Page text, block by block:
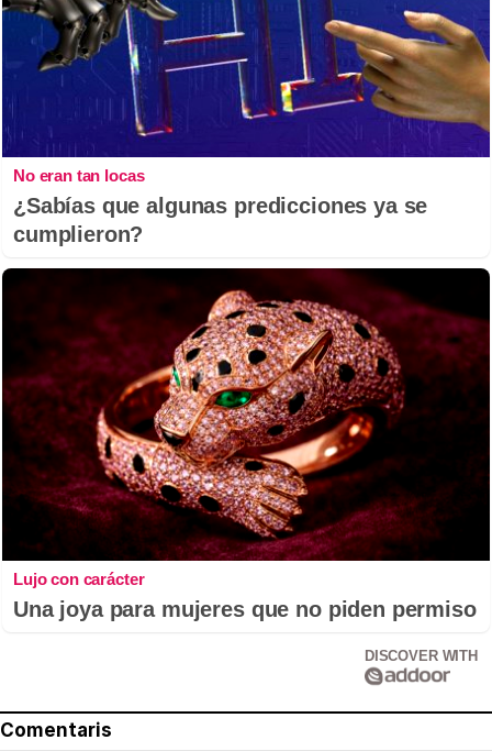
No eran tan locas
¿Sabías que algunas predicciones ya se
cumplieron?
Lujo con carácter
Una joya para mujeres que no piden permiso
DISCOVER WITH
Comentaris